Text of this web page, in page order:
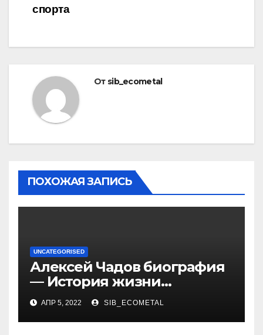
спорта
От sib_ecometal
ПОХОЖАЯ ЗАПИСЬ
UNCATEGORISED
Алексей Чадов биография
— История жизни
российского актера
АПР 5, 2022 SIB_ECOMETAL